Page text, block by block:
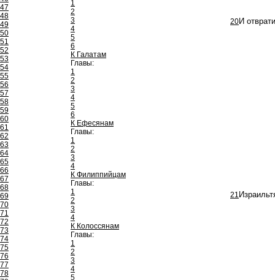
47
48
49
50
51
52
53
54
55
56
57
58
59
60
61
62
63
64
65
66
67
68
69
70
71
72
73
74
75
76
77
78
1
2
3
4
5
6
К Галатам
Главы:
1
2
3
4
5
6
К Ефесянам
Главы:
1
2
3
4
К Филиппийцам
Главы:
1
2
3
4
К Колоссянам
Главы:
1
2
3
4
5
20И
21